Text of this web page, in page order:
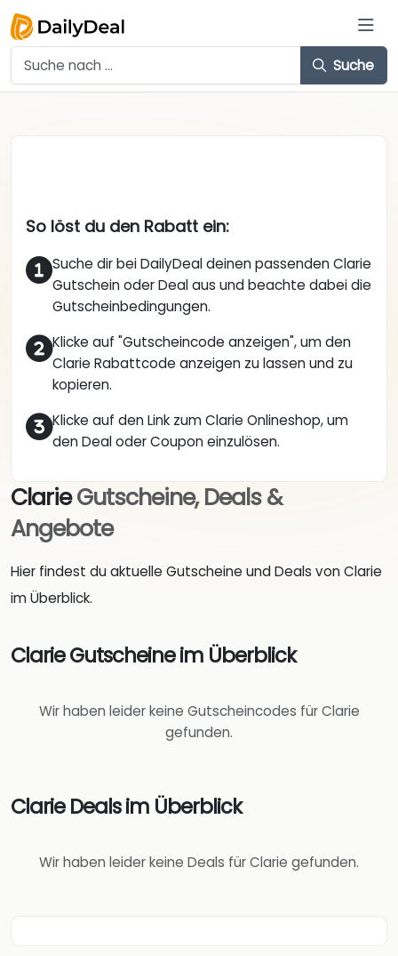
Suche
So löst du den Rabatt ein:
Suche dir bei DailyDeal deinen passenden Clarie
Gutschein oder Deal aus und beachte dabei die
Gutscheinbedingungen.
Klicke auf "Gutscheincode anzeigen", um den
Clarie Rabattcode anzeigen zu lassen und zu
kopieren.
Klicke auf den Link zum Clarie Onlineshop, um
den Deal oder Coupon einzulösen.
ClarieGutscheine, Deals &
Angebote
Hier findest du aktuelle Gutscheine und Deals von Clarie
im Überblick.
Clarie Gutscheine im Überblick
Wir haben leider keine Gutscheincodes für Clarie
gefunden.
Clarie Deals im Überblick
Wir haben leider keine Deals für Clarie gefunden.